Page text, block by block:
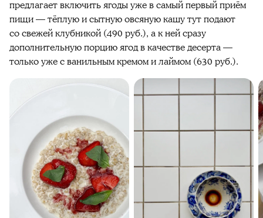
предлагает включить ягоды уже в самый первый приём
пищи — тёплую и сытную овсяную кашу тут подают
со свежей клубникой (490 руб.), а к ней сразу
дополнительную порцию ягод в качестве десерта —
только уже с ванильным кремом и лаймом (630 руб.).